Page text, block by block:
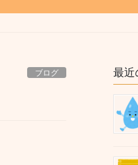
ブログ 最近